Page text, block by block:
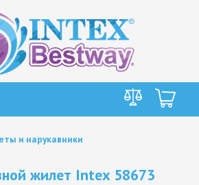
и нарукавники
жилет Intex 58673